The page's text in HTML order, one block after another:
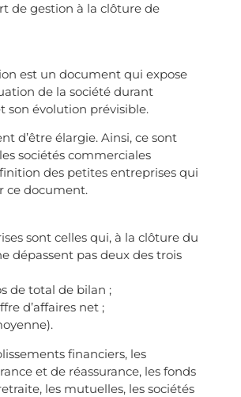
de gestion à la clôture de
est un document qui expose
de la société durant
son évolution prévisible.
d’être élargie. Ainsi, ce sont
sociétés commerciales
des petites entreprises qui
ce document.
sont celles qui, à la clôture du
dépassent pas deux des trois
de total de bilan ;
d’affaires net ;
financiers, les
et de réassurance, les fonds
les mutuelles, les sociétés